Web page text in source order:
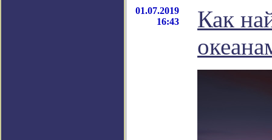
01.07.2019
16:43
Как